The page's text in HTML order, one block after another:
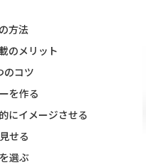
方法
のメリット
のコツ
を作る
にイメージさせる
せる
選ぶ